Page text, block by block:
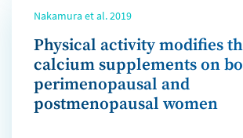
Nakamura et al. 2019
Physical activity modifies
calcium supplements on
perimenopausal and
postmenopausal women